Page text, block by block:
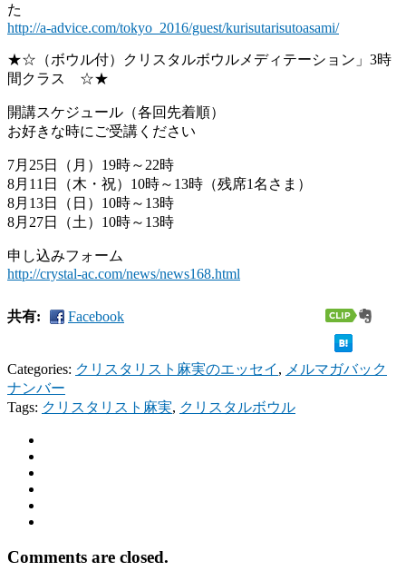
た
http://a-advice.com/tokyo_2016/guest/kurisutarisutoasami/
★☆（ボウル付）クリスタルボウルメディテーション」3時
間クラス ☆★
開講スケジュール（各回先着順）
お好きな時にご受講ください
7月25日（月）19時～22時
8月11日（木・祝）10時～13時（残席1名さま）
8月13日（日）10時～13時
8月27日（土）10時～13時
申し込みフォーム
http://crystal-ac.com/news/news168.html
共有: Facebook
Categories: クリスタリスト麻実のエッセイ , メルマガバック
ナンバー
Tags: クリスタリスト麻実, クリスタルボウル
Comments are closed.